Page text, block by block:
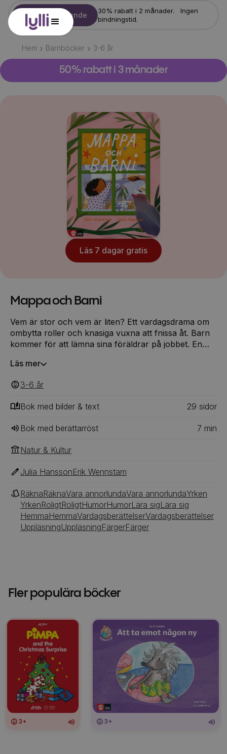
Starta erbjudande
30% rabatt i 2 månader. Ingen
bindningstid.
Hem Barnböcker 3-6 år
50% rabatt i 3 månader
Läs 7 dagar gratis
Mappa och Barni
Vem är stor och vem är liten? Ett vardagsdrama om
ombytta roller och knasiga vuxna att fnissa åt. Barn
kommer för att lämna sina föräldrar på jobbet. En
roliga diagram och annat viktigt.
Läs mer
3-6 ‎‎ år
Bok med bilder & text 29 ‎‎ sidor
Bok med berättarröst 7 min
Natur & Kultur
Julia HanssonErik Wennstam
RäknaRäknaVara annorlundaVara annorlundaYrken
YrkenRoligtRoligtHumorHumorLära sigLära sig
HemmaHemmaVardagsberättelserVardagsberättelser
UppläsningUppläsningFärgerFärger
Fler populära böcker
3+ 3+